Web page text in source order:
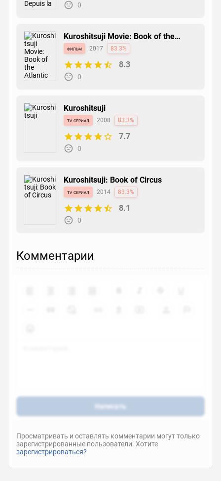
0
Kuroshitsuji Movie: Book of the
Atlantic
фильм 2017 83.3%
8.3
0
Kuroshitsuji
tv сериал 2008 83.3%
7.7
0
Kuroshitsuji: Book of Circus
tv сериал 2014 83.3%
8.1
0
Комментарии
Написать
Просматривать и оставлять комментарии могут только
зарегистрированные пользователи. Хотите
зарегистрироваться?